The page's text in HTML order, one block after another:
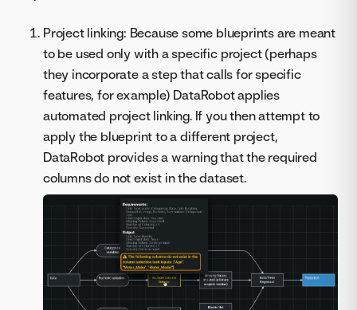
Project linking: Because some blueprints are meant
to be used only with a specific project (perhaps
they incorporate a step that calls for specific
features, for example) DataRobot applies
automated project linking. If you then attempt to
apply the blueprint to a different project,
DataRobot provides a warning that the required
columns do not exist in the dataset.